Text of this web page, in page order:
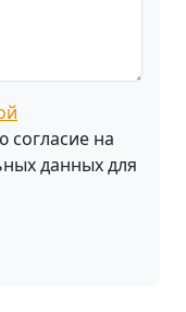
согласие на
данных для